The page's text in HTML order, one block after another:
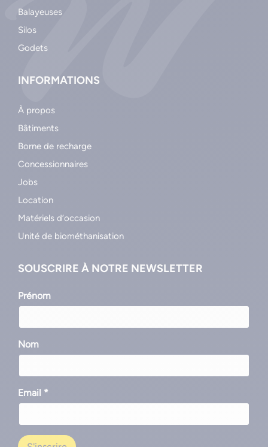
Balayeuses
Silos
Godets
INFORMATIONS
À propos
Bâtiments
Borne de recharge
Concessionnaires
Jobs
Location
Matériels d’occasion
Unité de biométhanisation
SOUSCRIRE À NOTRE NEWSLETTER
Prénom
Nom
Email *